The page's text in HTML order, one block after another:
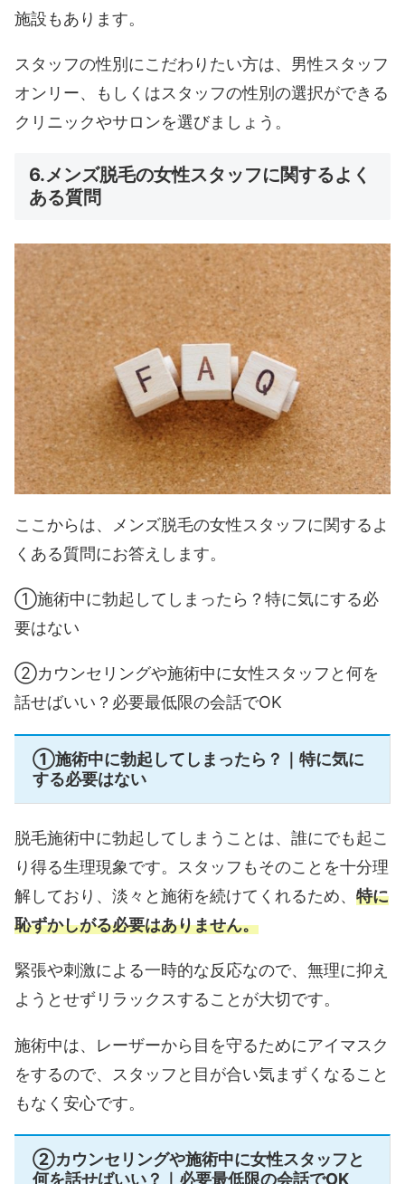
施設もあります。
スタッフの性別にこだわりたい方は、男性スタッフ
オンリー、もしくはスタッフの性別の選択ができる
クリニックやサロンを選びましょう。
6.メンズ脱毛の女性スタッフに関するよく
ある質問
ここからは、メンズ脱毛の女性スタッフに関するよ
くある質問にお答えします。
①施術中に勃起してしまったら？特に気にする必
要はない
②カウンセリングや施術中に女性スタッフと何を
話せばいい？必要最低限の会話でOK
①施術中に勃起してしまったら？｜特に気に
する必要はない
脱毛施術中に勃起してしまうことは、誰にでも起こ
り得る生理現象です。スタッフもそのことを十分理
解しており、淡々と施術を続けてくれるため、 特に
恥ずかしがる必要はありません。
緊張や刺激による一時的な反応なので、無理に抑え
ようとせずリラックスすることが大切です。
施術中は、レーザーから目を守るためにアイマスク
をするので、スタッフと目が合い気まずくなること
もなく安心です。
②カウンセリングや施術中に女性スタッフと
何を話せばいい？｜必要最低限の会話でOK